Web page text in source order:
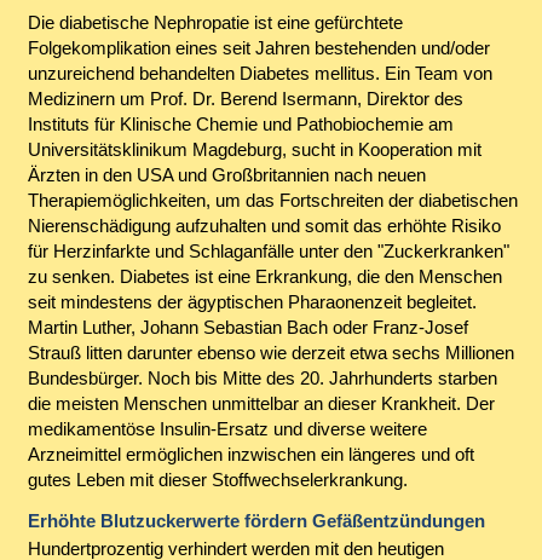
Die diabetische Nephropatie ist eine gefürchtete
Folgekomplikation eines seit Jahren bestehenden und/oder
unzureichend behandelten Diabetes mellitus. Ein Team von
Medizinern um Prof. Dr. Berend Isermann, Direktor des
Instituts für Klinische Chemie und Pathobiochemie am
Universitätsklinikum Magdeburg, sucht in Kooperation mit
Ärzten in den USA und Großbritannien nach neuen
Therapiemöglichkeiten, um das Fortschreiten der diabetischen
Nierenschädigung aufzuhalten und somit das erhöhte Risiko
für Herzinfarkte und Schlaganfälle unter den "Zuckerkranken"
zu senken. Diabetes ist eine Erkrankung, die den Menschen
seit mindestens der ägyptischen Pharaonenzeit begleitet.
Martin Luther, Johann Sebastian Bach oder Franz-Josef
Strauß litten darunter ebenso wie derzeit etwa sechs Millionen
Bundesbürger. Noch bis Mitte des 20. Jahrhunderts starben
die meisten Menschen unmittelbar an dieser Krankheit. Der
medikamentöse Insulin-Ersatz und diverse weitere
Arzneimittel ermöglichen inzwischen ein längeres und oft
gutes Leben mit dieser Stoffwechselerkrankung.
Erhöhte Blutzuckerwerte fördern Gefäßentzündungen
Hundertprozentig verhindert werden mit den heutigen